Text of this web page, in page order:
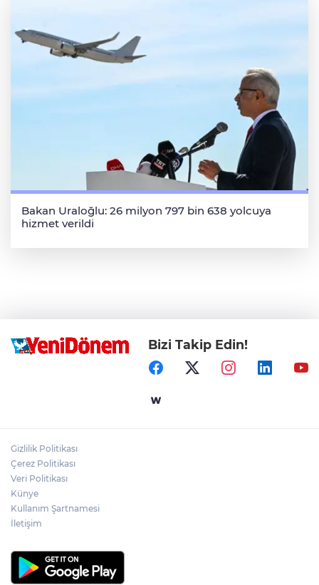
Bakan Uraloğlu: 26 milyon 797 bin 638 yolcuya
hizmet verildi
Bizi Takip Edin!
Gizlilik Politikası
Çerez Politikası
Veri Politikası
Künye
Kullanım Şartnamesi
İletişim